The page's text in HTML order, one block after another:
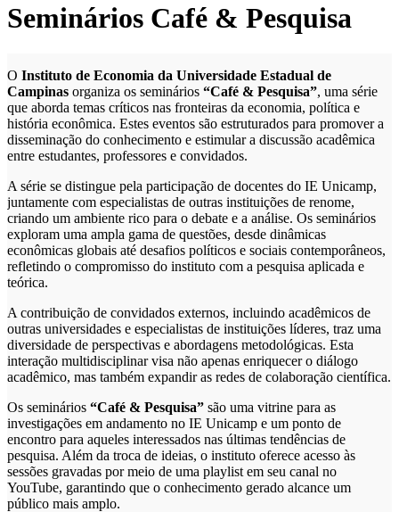
Seminários Café & Pesquisa
O Instituto de Economia da Universidade Estadual de
Campinas organiza os seminários “Café & Pesquisa”, uma série
que aborda temas críticos nas fronteiras da economia, política e
história econômica. Estes eventos são estruturados para promover a
disseminação do conhecimento e estimular a discussão acadêmica
entre estudantes, professores e convidados.
A série se distingue pela participação de docentes do IE Unicamp,
juntamente com especialistas de outras instituições de renome,
criando um ambiente rico para o debate e a análise. Os seminários
exploram uma ampla gama de questões, desde dinâmicas
econômicas globais até desafios políticos e sociais contemporâneos,
refletindo o compromisso do instituto com a pesquisa aplicada e
teórica.
A contribuição de convidados externos, incluindo acadêmicos de
outras universidades e especialistas de instituições líderes, traz uma
diversidade de perspectivas e abordagens metodológicas. Esta
interação multidisciplinar visa não apenas enriquecer o diálogo
acadêmico, mas também expandir as redes de colaboração científica.
Os seminários “Café & Pesquisa” são uma vitrine para as
investigações em andamento no IE Unicamp e um ponto de
encontro para aqueles interessados nas últimas tendências de
pesquisa. Além da troca de ideias, o instituto oferece acesso às
sessões gravadas por meio de uma playlist em seu canal no
YouTube, garantindo que o conhecimento gerado alcance um
público mais amplo.